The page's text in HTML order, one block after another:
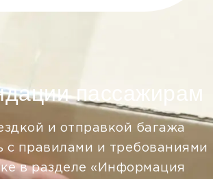
пассажирам
и отправкой багажа
с правилами и требованиями
в разделе «Информация